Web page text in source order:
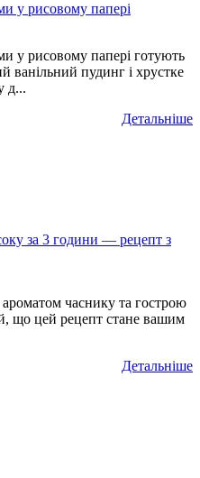
у рисовому папері
у рисовому папері готують
ванільний пудинг і хрустке
д...
Детальніше
за 3 години — рецепт з
часнику та гострою
що цей рецепт стане вашим
Детальніше